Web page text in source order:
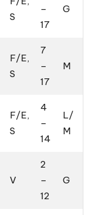
S
–
17
G
F/E,
S
7
–
17
M
F/E,
S
4
–
14
L/
M
V
2
–
12
G